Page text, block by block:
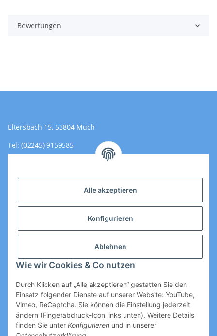
Alle akzeptieren
Konfigurieren
Ablehnen
Wie wir Cookies & Co nutzen
Durch Klicken auf „Alle akzeptieren“ gestatten Sie den
Einsatz folgender Dienste auf unserer Website: YouTube,
Vimeo, ReCaptcha. Sie können die Einstellung jederzeit
ändern (Fingerabdruck-Icon links unten). Weitere Details
finden Sie unter Konfigurieren und in unserer
Bewertungen
Eltersbach 15, 53804 Much
Tel: (02245) 9159585
Email: Kontakt@toromedical.de
Öffnungszeiten (Mo-Fr.) 8:00 - 17:00
Vertrag widerrufen